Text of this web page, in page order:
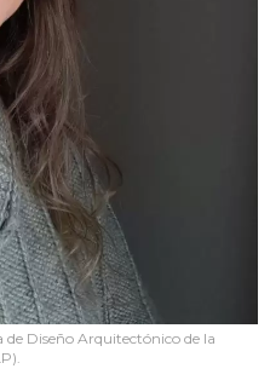
Diseño Arquitectónico de la